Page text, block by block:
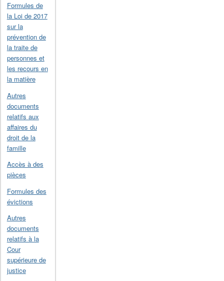
Formules de
la Loi de 2017
sur la
prévention de
la traite de
personnes et
les recours en
la matière
Autres
documents
relatifs aux
affaires du
droit de la
famille
Accès à des
pièces
Formules des
évictions
Autres
documents
relatifs à la
Cour
supérieure de
justice